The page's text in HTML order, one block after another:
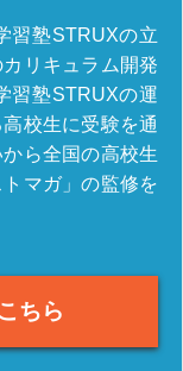
習塾STRUXの立
リキュラム開発
習塾STRUXの運
校生に受験を通
ら全国の高校生
マガ」の監修を
ちら